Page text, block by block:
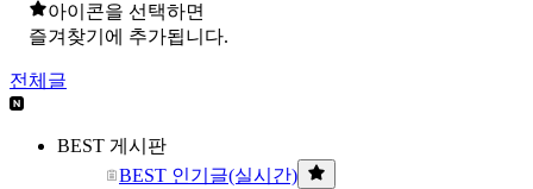
아이콘을 선택하면
즐겨찾기에 추가됩니다.
전체글
BEST 게시판
BEST 인기글(실시간)